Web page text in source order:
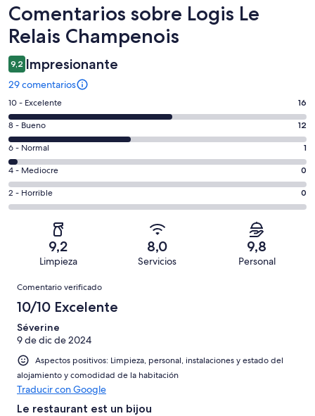
Comentarios
Comentarios sobre Logis Le
Relais Champenois
9,2 Impresionante
29 comentarios
16
comentarios
de
un
total
de
29
con
puntuación
10 - Excelente 16
12
comentarios
de
un
total
de
puntuación
8 - Bueno 12
1
comentarios
de
un
total
puntuación
Normal
6 - Normal 1
0
comentarios
de
una
puntuación
Mediocre
4 - Mediocre 0
0
comentarios
29
una
puntuación
de
Horrible
2 - Horrible 0
9,2
Limpieza
8,0
Servicios
9,8
Personal
Comentarios
Comentario verificado
10/10 Excelente
Séverine
9 de dic de 2024
Aspectos positivos: Limpieza, personal, instalaciones y estado del
alojamiento y comodidad de la habitación
Traducir con Google
Le restaurant est un bijou